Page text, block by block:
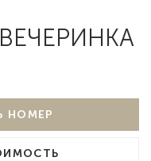
НОМЕР